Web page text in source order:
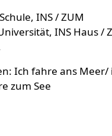
INS / ZUM
INS Haus /
Ich fahre ans Meer/
zum See